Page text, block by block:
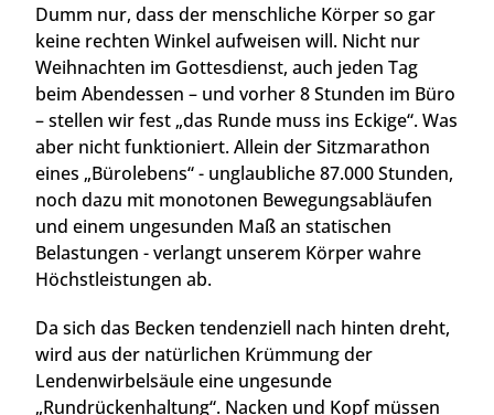
Dumm nur, dass der menschliche Körper so gar
keine rechten Winkel aufweisen will. Nicht nur
Weihnachten im Gottesdienst, auch jeden Tag
beim Abendessen – und vorher 8 Stunden im Büro
– stellen wir fest „das Runde muss ins Eckige“. Was
aber nicht funktioniert. Allein der Sitzmarathon
eines „Bürolebens“ - unglaubliche 87.000 Stunden,
noch dazu mit monotonen Bewegungsabläufen
und einem ungesunden Maß an statischen
Belastungen - verlangt unserem Körper wahre
Höchstleistungen ab.
Da sich das Becken tendenziell nach hinten dreht,
wird aus der natürlichen Krümmung der
Lendenwirbelsäule eine ungesunde
„Rundrückenhaltung“. Nacken und Kopf müssen